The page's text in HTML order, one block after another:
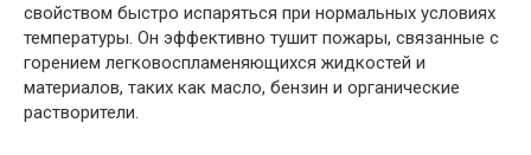
свойством быстро испаряться при нормальных условиях
температуры. Он эффективно тушит пожары, связанные с
горением легковоспламеняющихся жидкостей и
материалов, таких как масло, бензин и органические
растворители.